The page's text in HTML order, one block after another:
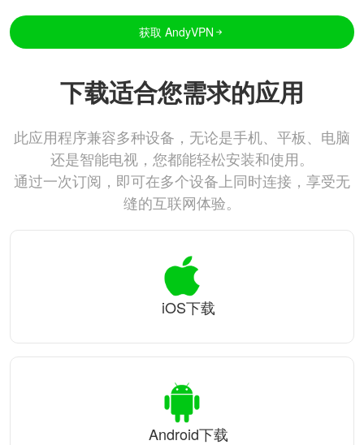
获取 AndyVPN
下载适合您需求的应用
此应用程序兼容多种设备，无论是手机、平板、电脑
还是智能电视，您都能轻松安装和使用。
通过一次订阅，即可在多个设备上同时连接，享受无
缝的互联网体验。
iOS下载
Android下载